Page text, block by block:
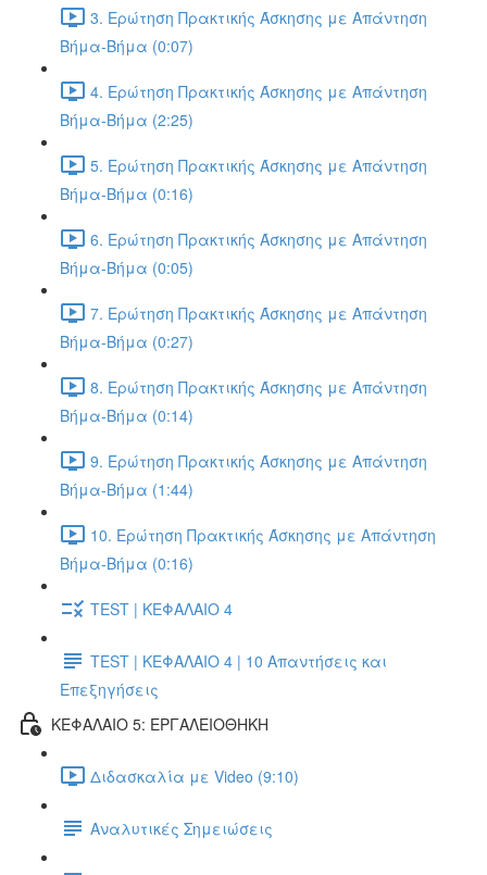
3. Ερώτηση Πρακτικής Άσκησης με Απάντηση
Βήμα-Βήμα (0:07)
4. Ερώτηση Πρακτικής Άσκησης με Απάντηση
Βήμα-Βήμα (2:25)
5. Ερώτηση Πρακτικής Άσκησης με Απάντηση
Βήμα-Βήμα (0:16)
6. Ερώτηση Πρακτικής Άσκησης με Απάντηση
Βήμα-Βήμα (0:05)
7. Ερώτηση Πρακτικής Άσκησης με Απάντηση
Βήμα-Βήμα (0:27)
8. Ερώτηση Πρακτικής Άσκησης με Απάντηση
Βήμα-Βήμα (0:14)
9. Ερώτηση Πρακτικής Άσκησης με Απάντηση
Βήμα-Βήμα (1:44)
10. Ερώτηση Πρακτικής Άσκησης με Απάντηση
Βήμα-Βήμα (0:16)
TEST | ΚΕΦΑΛΑΙΟ 4
TEST | ΚΕΦΑΛΑΙΟ 4 | 10 Απαντήσεις και
Επεξηγήσεις
ΚΕΦΑΛΑΙΟ 5: ΕΡΓΑΛΕΙΟΘΗΚΗ
Διδασκαλία με Video (9:10)
Αναλυτικές Σημειώσεις